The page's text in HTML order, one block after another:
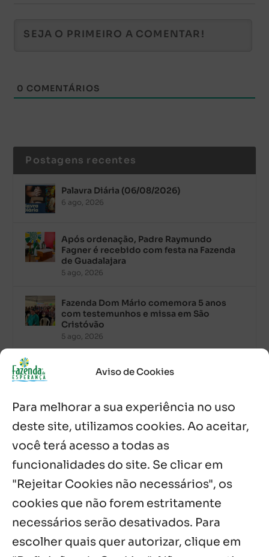
Aviso de Cookies
Para melhorar a sua experiência no uso
deste site, utilizamos cookies. Ao aceitar,
você terá acesso a todas as
funcionalidades do site. Se clicar em
"Rejeitar Cookies não necessários", os
cookies que não forem estritamente
necessários serão desativados. Para
escolher quais quer autorizar, clique em
0 COMENTÁRIOS
Postagens recentes
Palavra Diária (06/08/2026)
6 ago, 2026
Após ordenação, Padre Raymundo
Fagner é recebido com festa na Fazenda
de Guadalajara
5 ago, 2026
Fazenda Dom Mário comemora 5 anos
com testemunhos e missa em São
Cristóvão
5 ago, 2026
Palavra Diária (05/08/2026)
5 ago, 2026
Palavra Diária (04/08/2026)
4 ago, 2026
Palavra de Vida (Agosto de 2026)
Notícias por Categoria